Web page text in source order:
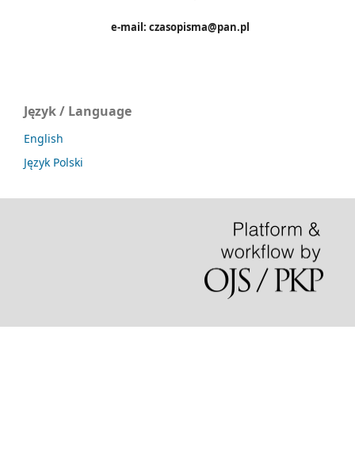
e-mail: czasopisma@pan.pl
Język / Language
English
Język Polski